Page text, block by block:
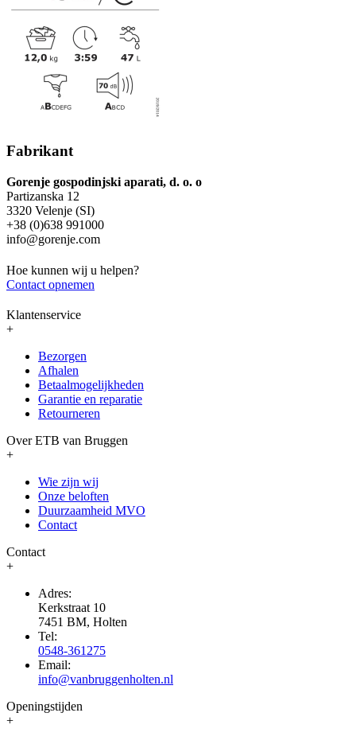
Fabrikant
Gorenje gospodinjski aparati, d. o. o
Partizanska 12
3320 Velenje (SI)
+38 (0)638 991000
info@gorenje.com
Hoe kunnen wij u helpen?
Contact opnemen
Klantenservice
+
Bezorgen
Afhalen
Betaalmogelijkheden
Garantie en reparatie
Retourneren
Over ETB van Bruggen
+
Wie zijn wij
Onze beloften
Duurzaamheid MVO
Contact
Contact
+
Adres:
Kerkstraat 10
7451 BM, Holten
Tel:
0548-361275
Email:
info@vanbruggenholten.nl
Openingstijden
+